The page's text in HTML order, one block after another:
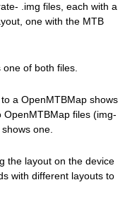
.img files, each with a
one with the MTB
of both files.
a OpenMTBMap shows
files (img-
one.
the layout on the device
with different layouts to